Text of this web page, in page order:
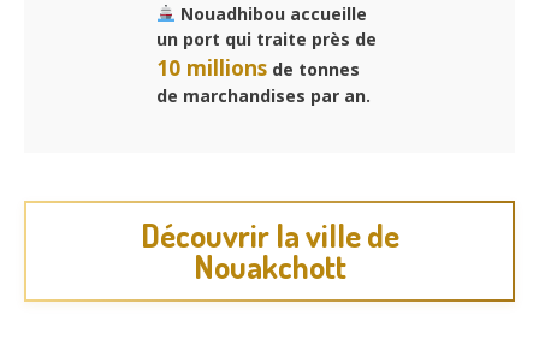
Nouadhibou accueille
un port qui traite près de
10 millions de tonnes
de marchandises par an.
Découvrir la ville de
Nouakchott